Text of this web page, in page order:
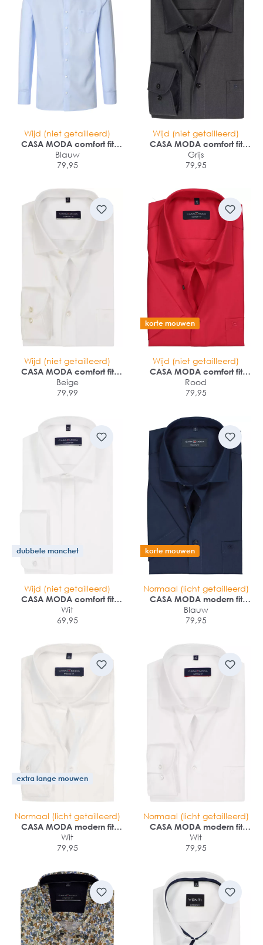
Wijd (niet getailleerd)
CASA MODA comfort fit
overhemd
Blauw
79,95
Wijd (niet getailleerd)
CASA MODA comfort fit
overhemd
Grijs
79,95
Wijd (niet getailleerd)
CASA MODA comfort fit
overhemd
Beige
79,99
korte mouwen
Wijd (niet getailleerd)
CASA MODA comfort fit
overhemd
Rood
79,95
dubbele manchet
Wijd (niet getailleerd)
CASA MODA comfort fit
smoking overhemd
Wit
69,95
korte mouwen
Normaal (licht getailleerd)
CASA MODA modern fit
overhemd
Blauw
79,95
extra lange mouwen
Normaal (licht getailleerd)
CASA MODA modern fit
overhemd
Wit
79,95
Normaal (licht getailleerd)
CASA MODA modern fit
overhemd
Wit
79,95